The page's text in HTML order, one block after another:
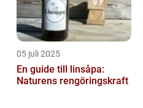
05 juli 2025
En guide till linsåpa:
Naturens rengöringskraft